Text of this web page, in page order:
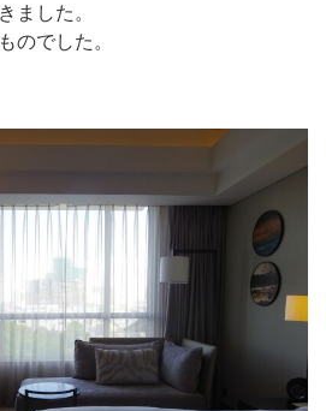
ました。
のでした。